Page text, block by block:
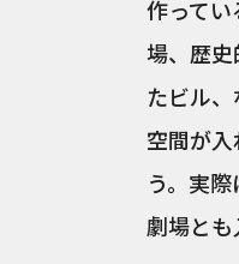
作って
場、歴
たビル
空間が
う。実
劇場とも